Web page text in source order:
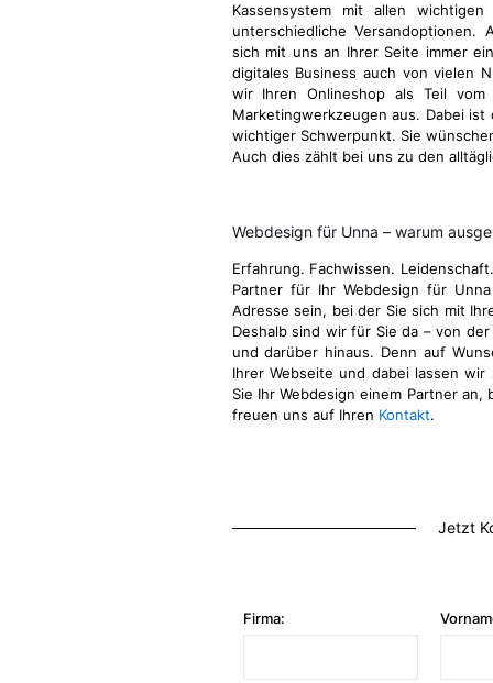
Kassensystem mit allen
unterschiedliche
sich mit uns an Ihrer Seite immer
digitales Business auch von vielen
wir Ihren Onlineshop als Teil vom
Marketingwerkzeugen aus. Dabei ist
wichtiger Schwerpunkt. Sie
Auch dies zählt bei uns zu den
Webdesign für Unna – warum
Erfahrung. Fachwissen.
Partner für Ihr Webdesign für
Adresse sein, bei der Sie sich mit
Deshalb sind wir für Sie da – von
und darüber hinaus. Denn auf
Ihrer Webseite und dabei lassen
Sie Ihr Webdesign einem Partner
freuen uns auf Ihren Kontakt.
Jetzt
Firma: